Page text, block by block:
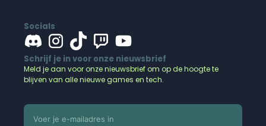
Socials
Schrijf je in voor onze nieuwsbrief
Meld je aan voor onze nieuwsbrief om op de hoogte te
blijven van alle nieuwe games en tech.